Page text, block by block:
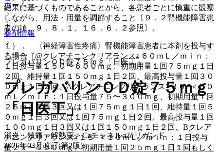
結果に基づくものであることから、各患者ごとに慎重に観察
しながら、用法・用量を調節すること〔９．２腎機能障害患
者の項、９．８．１、１６．６．２参照〕。
１）． 〈神経障害性疼痛〉腎機能障害患者に本剤を投与す
る場合［@クレアチニンクリアランス≧６０ｍＬ／ｍｉｎ：
１日投与量１５０〜６００ｍｇ、初期用量１回７５ｍｇ１日
２回、維持量１回１５０ｍｇ１日２回、最高投与量１回３０
０ｍｇ１日２回、Aクレアチニンクリアランス≧３０−＜６０
ｍＬ／ｍｉｎ：１日投与量７５〜３００ｍｇ、初期用量１回
２５ｍｇ１日３回又は１回７５ｍｇ１日１回、維持量１回５
０ｍｇ１日３回又は１回７５ｍｇ１日２回、最高投与量１回
１００ｍｇ１日３回又は１回１５０ｍｇ１日２回、Bクレア
チニンクリアランス≧１５−＜３０ｍＬ／ｍｉｎ：１日投与
量２５〜１５０ｍｇ、初期用量１回２５ｍｇ１日１回もしく
ホーム
薬剤情報
プレガバリンＯＤ錠７５ｍｇ「日医工」
プレガバリンＯＤ錠７５ｍｇ
「日医工」
消炎・鎮痛・解熱薬 > Caチャネルα2δリガンド
2026年03月改訂(第2版)